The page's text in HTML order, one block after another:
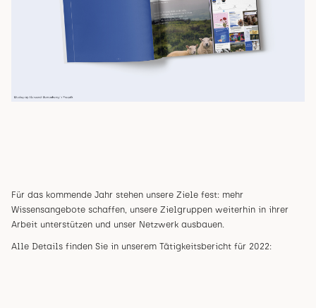
Für das kommende Jahr stehen unsere Ziele fest: mehr
Wissensangebote schaffen, unsere Zielgruppen weiterhin in ihrer
Arbeit unterstützen und unser Netzwerk ausbauen.
Alle Details finden Sie in unserem Tätigkeitsbericht für 2022: